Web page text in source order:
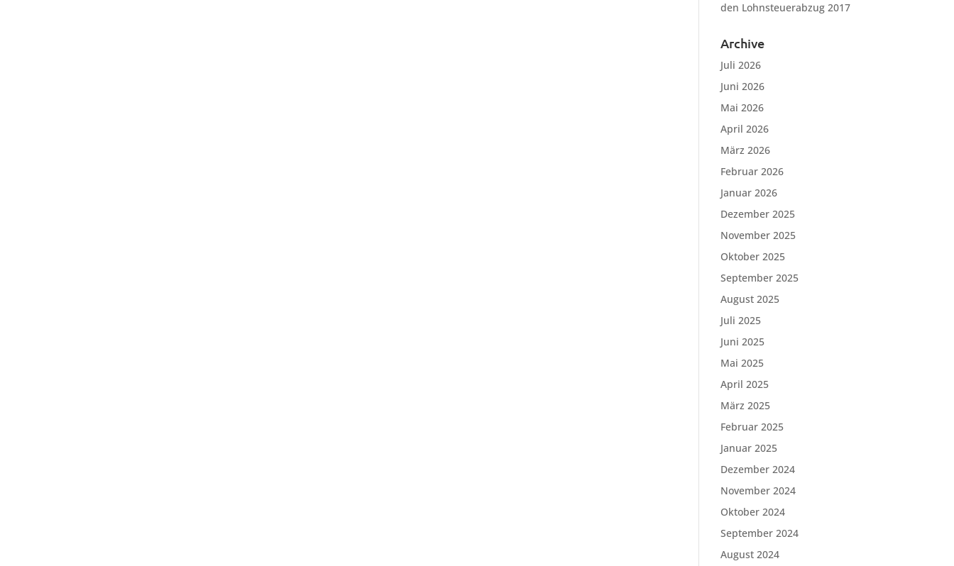
den Lohnsteuerabzug 2017
Archive
Juli 2026
Juni 2026
Mai 2026
April 2026
März 2026
Februar 2026
Januar 2026
Dezember 2025
November 2025
Oktober 2025
September 2025
August 2025
Juli 2025
Juni 2025
Mai 2025
April 2025
März 2025
Februar 2025
Januar 2025
Dezember 2024
November 2024
Oktober 2024
September 2024
August 2024